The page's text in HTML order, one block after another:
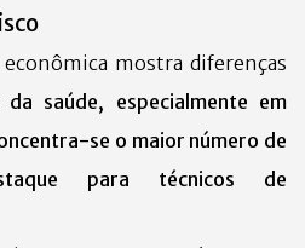
mostra diferenças
da saúde, especialmente em
se o maior número de
para técnicos de